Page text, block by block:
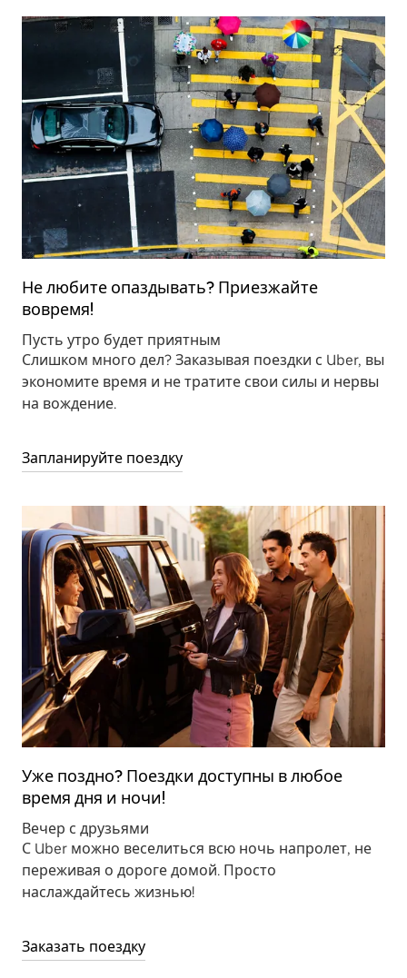
Не любите опаздывать? Приезжайте
вовремя!
Пусть утро будет приятным
Слишком много дел? Заказывая поездки с Uber, вы
экономите время и не тратите свои силы и нервы
на вождение.
Запланируйте поездку
Уже поздно? Поездки доступны в любое
время дня и ночи!
Вечер с друзьями
С Uber можно веселиться всю ночь напролет, не
переживая о дороге домой. Просто
наслаждайтесь жизнью!
Заказать поездку